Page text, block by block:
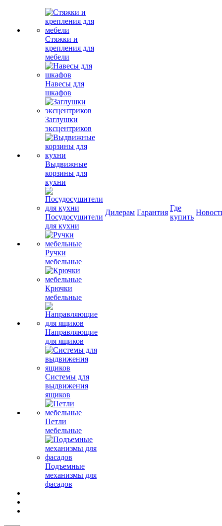
Стяжки и
крепления для
мебели
Навесы для
шкафов
Заглушки
эксцентриков
Выдвижные
корзины для
кухни
Посудосушители
для кухни
Ручки
мебельные
Крючки
мебельные
Направляющие
для ящиков
Системы для
выдвижения
ящиков
Петли
мебельные
Подъемные
механизмы для
фасадов
Дилерам Гарантия
Где
купить